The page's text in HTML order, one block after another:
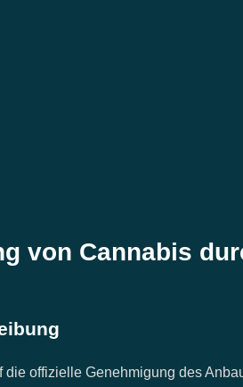
von Cannabis
offizielle Genehmigung des